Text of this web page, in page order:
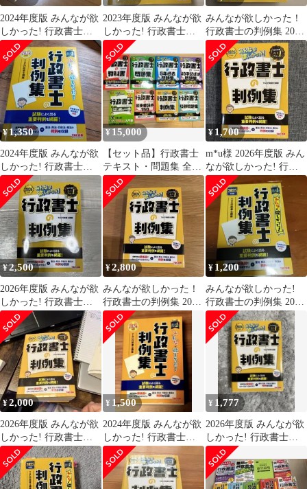
2024年度版 みんなが欲
しかった! 行政書士の
判例集
2023年度版 みんなが欲
しかった! 行政書士の
判例集
みんなが欲しかった！
行政書士の判例集 2025
年度版
¥ 1,350
2024年度版 みんなが欲
しかった! 行政書士の
判例集
¥ 15,000
【セット品】行政書士
テキスト・問題集 全8
冊セット
¥ 1,700
m*u様 2026年度版 みん
なが欲しかった! 行政
書士の判例集
¥2,500
2026年度版 みんなが欲
しかった! 行政書士の
判例集
¥2,800
みんなが欲しかった！
行政書士の判例集 2026
年度版
¥ 1,200
みんなが欲しかった!
行政書士の判例集 2025
年度版
¥2,000
2026年度版 みんなが欲
しかった! 行政書士の
判例集
¥ 1,500
2024年度版 みんなが欲
しかった! 行政書士の
判例集
¥ 1,777
2026年度版 みんなが欲
しかった! 行政書士の
判例集